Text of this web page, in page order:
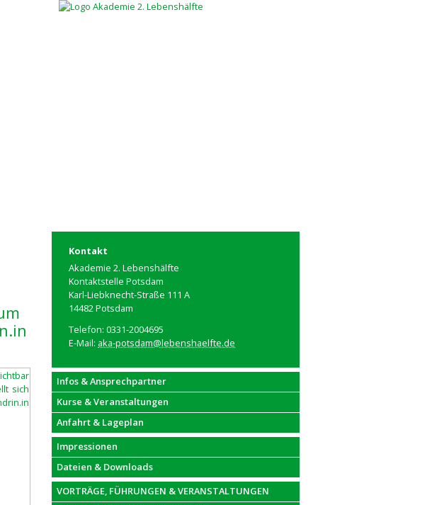
Kontakt
Akademie 2. Lebenshälfte
Kontaktstelle Potsdam
Karl-Liebknecht-Straße 111 A
14482 Potsdam
Telefon: 0331-2004695
E-Mail: aka-potsdam@lebenshaelfte.de
Infos & Ansprechpartner
Kurse & Veranstaltungen
Anfahrt & Lageplan
Impressionen
Dateien & Downloads
VORTRÄGE, FÜHRUNGEN & VERANSTALTUNGEN